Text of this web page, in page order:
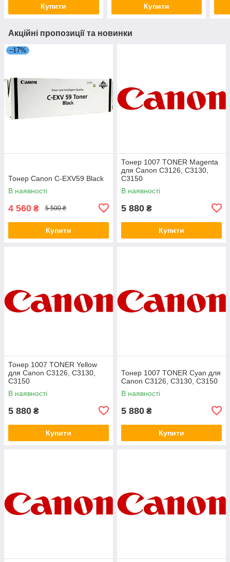
Купити Купити
Акційні пропозиції та новинки
–17%
Тонер Canon C-EXV59 Black
В наявності
4 560 ₴ 5 500 ₴
Купити
Тонер 1007 TONER Magenta
для Canon C3126, C3130,
C3150
В наявності
5 880 ₴
Купити
Тонер 1007 TONER Yellow
для Canon C3126, C3130,
C3150
В наявності
5 880 ₴
Купити
Тонер 1007 TONER Cyan для
Canon C3126, C3130, C3150
В наявності
5 880 ₴
Купити